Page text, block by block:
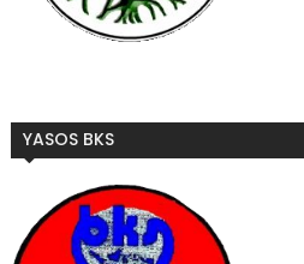
YASOS BKS